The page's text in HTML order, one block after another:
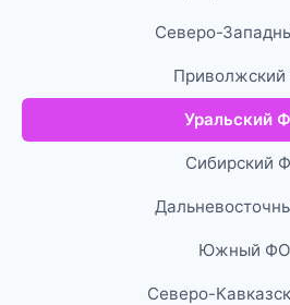
Северо-
Уральский
Сибирский
Южный ФО
Северо-